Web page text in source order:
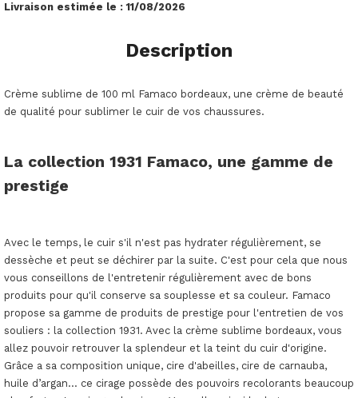
Livraison estimée le :11/08/2026
Description
Crème sublime de 100 ml Famaco bordeaux, une crème de beauté
de qualité pour sublimer le cuir de vos chaussures.
La collection 1931 Famaco, une gamme de
prestige
Avec le temps, le cuir s'il n'est pas hydrater régulièrement, se
dessèche et peut se déchirer par la suite. C'est pour cela que nous
vous conseillons de l'entretenir régulièrement avec de bons
produits pour qu'il conserve sa souplesse et sa couleur. Famaco
propose sa gamme de produits de prestige pour l'entretien de vos
souliers : la collection 1931. Avec la crème sublime bordeaux, vous
allez pouvoir retrouver la splendeur et la teint du cuir d'origine.
Grâce a sa composition unique, cire d'abeilles, cire de carnauba,
huile d’argan... ce cirage possède des pouvoirs recolorants beaucoup